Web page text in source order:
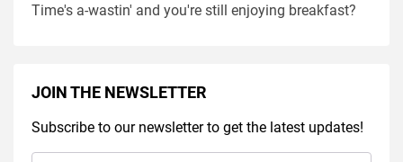
Time's a-wastin' and you're still enjoying breakfast?
JOIN THE NEWSLETTER
Subscribe to our newsletter to get the latest updates!